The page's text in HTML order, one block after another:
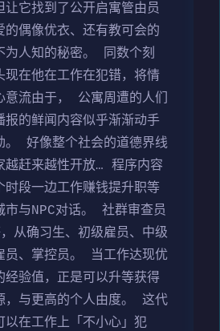
让它找到了公开启寓管由员
的偶像优衣、还有教可会的
为人知的秘密。 同数个刻
现在他在工作在犯错，将情
意流由于， 公寓周遭的人们
报的鲜闻内容似乎渐渐动手
。 好像整个社会的道德界线
越赶来越性开放… 程序内容
时段一边工作赚钱提升职等
市与NPC对话。 社群审查员
从确习生、初级雇员、中级
员、掌控员。 当工作达现优
经验值，正是可以升等获得
，与更高的个人由度。 这代
以在工作上「不小心」犯